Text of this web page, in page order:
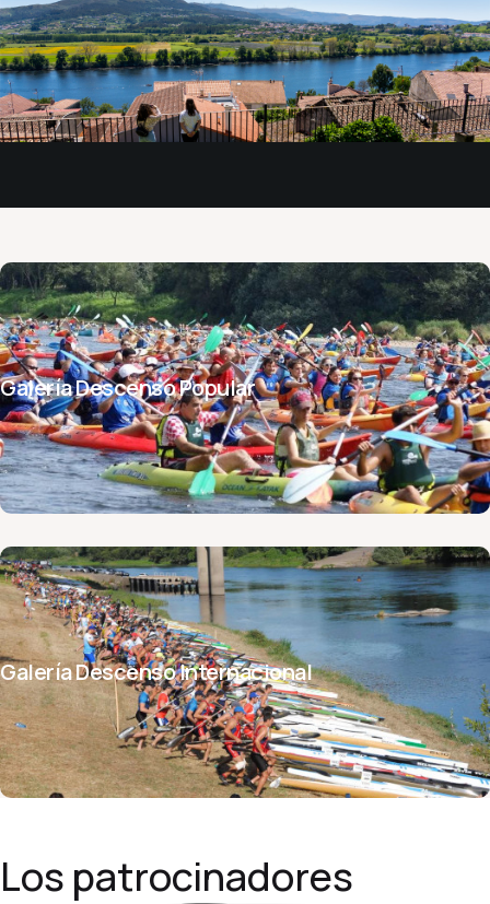
Galería Descenso Popular
Galería Descenso Internacional
Los patrocinadores